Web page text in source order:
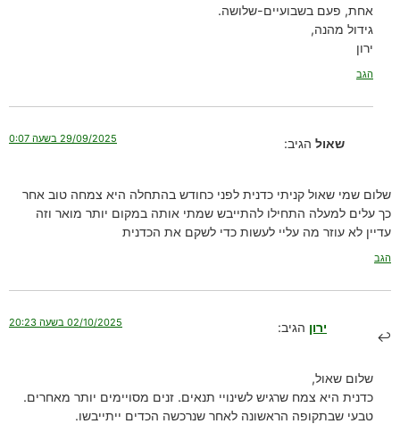
אחת, פעם בשבועיים-שלושה.
גידול מהנה,
ירון
הגב
שאול הגיב: 29/09/2025 בשעה 0:07
שלום שמי שאול קניתי כדנית לפני כחודש בהתחלה היא צמחה טוב אחר
כך עלים למעלה התחילו להתייבש שמתי אותה במקום יותר מואר וזה
עדיין לא עוזר מה עליי לעשות כדי לשקם את הכדנית
הגב
ירון הגיב: 02/10/2025 בשעה 20:23
שלום שאול,
כדנית היא צמח שרגיש לשינויי תנאים. זנים מסויימים יותר מאחרים.
טבעי שבתקופה הראשונה לאחר שנרכשה הכדים ייתייבשו.